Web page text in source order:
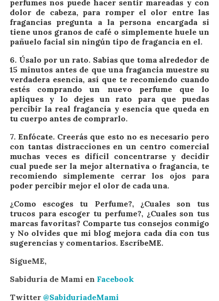
perfumes nos puede hacer sentir mareadas y con
dolor de cabeza, para romper el olor entre las
fragancias pregunta a la persona encargada si
tiene unos granos de café o simplemente huele un
pañuelo facial sin ningún tipo de fragancia en el.
6. Úsalo por un rato. Sabias que toma alrededor de
15 minutos antes de que una fragancia muestre su
verdadera esencia, así que te recomiendo cuando
estés comprando un nuevo perfume que lo
apliques y lo dejes un rato para que puedas
percibir la real fragancia y esencia que queda en
tu cuerpo antes de comprarlo.
7.Enfócate. Creerás que esto no es necesario pero
con tantas distracciones en un centro comercial
muchas veces es difícil concentrarse y decidir
cual puede ser la mejor alternativa o fragancia, te
recomiendo simplemente cerrar los ojos para
poder percibir mejor el olor de cada una.
¿Como escoges tu Perfume?, ¿Cuales son tus
trucos para escoger tu perfume?, ¿Cuales son tus
marcas favoritas? Comparte tus consejos conmigo
y No olvides que mi blog mejora cada día con tus
sugerencias y comentarios. EscríbeME.
SígueME,
Sabiduría de Mami en Facebook
Twitter @SabiduriadeMami